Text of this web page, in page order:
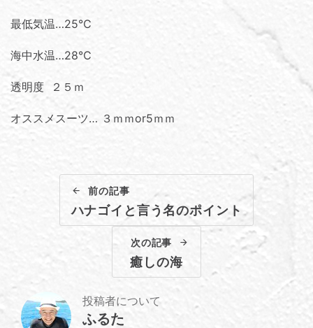
最低気温…25℃
海中水温…28℃
透明度 ２５ｍ
オススメスーツ… ３ｍｍor5ｍｍ
前の記事
ハナゴイと言う名のポイント
次の記事
癒しの海
投稿者について
ふるた